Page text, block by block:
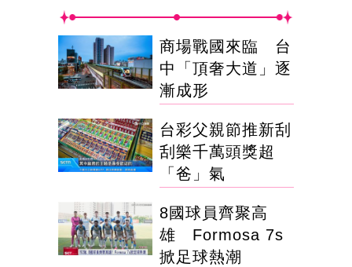
商場戰國來臨 台
中「頂奢大道」逐
漸成形
台彩父親節推新刮
刮樂千萬頭獎超
「爸」氣
8國球員齊聚高
雄 Formosa 7s
掀足球熱潮